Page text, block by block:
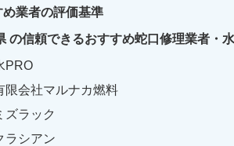
業者の評価基準
の信頼できるおすすめ蛇口修理業者・
PRO
限会社マルナカ燃料
ズラック
ラシアン